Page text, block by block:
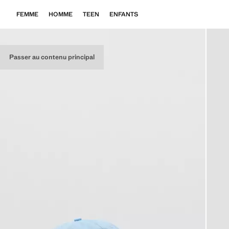
Passer au contenu principal
FEMME HOMME TEEN ENFANTS